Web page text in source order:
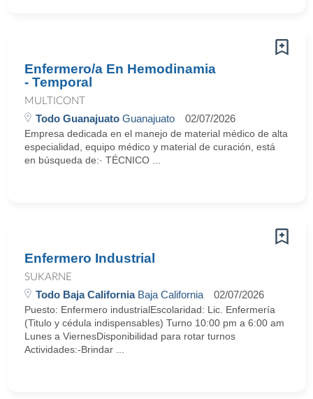
Enfermero/a En Hemodinamia
- Temporal
MULTICONT
Todo Guanajuato Guanajuato 02/07/2026
Empresa dedicada en el manejo de material médico de alta
especialidad, equipo médico y material de curación, está
en búsqueda de:· TÉCNICO ...
Enfermero Industrial
SUKARNE
Todo Baja CaliforniaBaja California 02/07/2026
Puesto: Enfermero industrialEscolaridad: Lic. Enfermería
(Titulo y cédula indispensables) Turno 10:00 pm a 6:00 am
Lunes a ViernesDisponibilidad para rotar turnos
Actividades:-Brindar ...